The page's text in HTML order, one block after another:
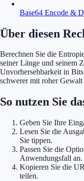
Base64 Encode &
Über diesen
Berechnen Sie die
seiner Länge und seinem
Unvorhersehbarkeit in
schwerer mit roher
So nutzen Sie
Geben Sie Ihre
Lesen Sie die
Sie tippen.
Passen Sie die
Anwendungsfall an.
Kopieren Sie die
teilen.